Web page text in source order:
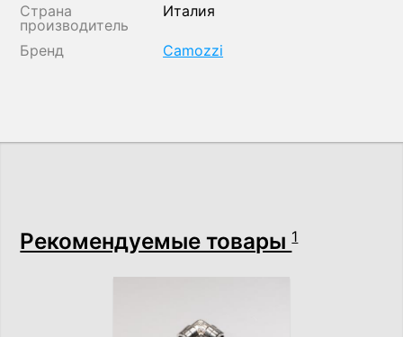
Страна
производитель
Италия
Бренд Camozzi
Рекомендуемые товары1